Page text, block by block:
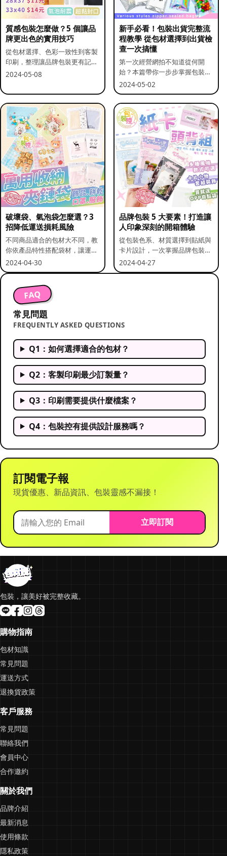
質感包裝怎麼做？5 個讓品
牌更出色的實用技巧
從包材選擇、色彩一致性到客製
印刷，整理讓品牌包裝更有記憶
點的實用做法。
2024-05-08
新手必看！包裝出貨完整流
程教學 從包材選擇到出貨檢
查一次搞懂
第一次經營網拍不知道從何開
始？本篇帶你一步步掌握包裝流
程與出貨前檢查重點。
2024-05-02
破壞袋、氣泡袋怎麼選？3
招降低運送損耗風險
不同商品適合的包材大不同，教
你依產品特性搭配袋材，讓運送
更安全。
2024-04-30
品牌包裝 5 大要素！打造讓
人印象深刻的開箱體驗
從包裝色系、材質選擇到貼紙與
卡片設計，一次掌握品牌包裝的
關鍵要素。
2024-04-27
FAQ
常見問題
FREQUENTLY ASKED QUESTIONS
Q1：如何選擇適合的包材？
Q2：客製印刷最少訂製量？
Q3：印刷需要提供什麼檔案？
Q4：包裝控有提供設計服務嗎？
訂閱電子報
現貨優惠、新品資訊、包裝靈感不漏接！
立即訂閱
包裝，讓美好被完整收藏。
購物指南
包材知識
常見問題
運送方式
退換貨政策
客戶服務
常見問題
聯絡我們
會員中心
合作邀約
關於我們
品牌介紹
最新消息
使用條款
隱私政策